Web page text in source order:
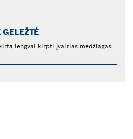
lengvai kirpti įvairias medžiagas